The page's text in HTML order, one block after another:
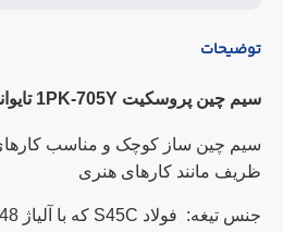
توضیحات
سیم چین پروسکیت 1PK-705Y تایوانی
سیم چین ساز کوچک و مناسب کارهای
ظریف مانند کارهای هنری